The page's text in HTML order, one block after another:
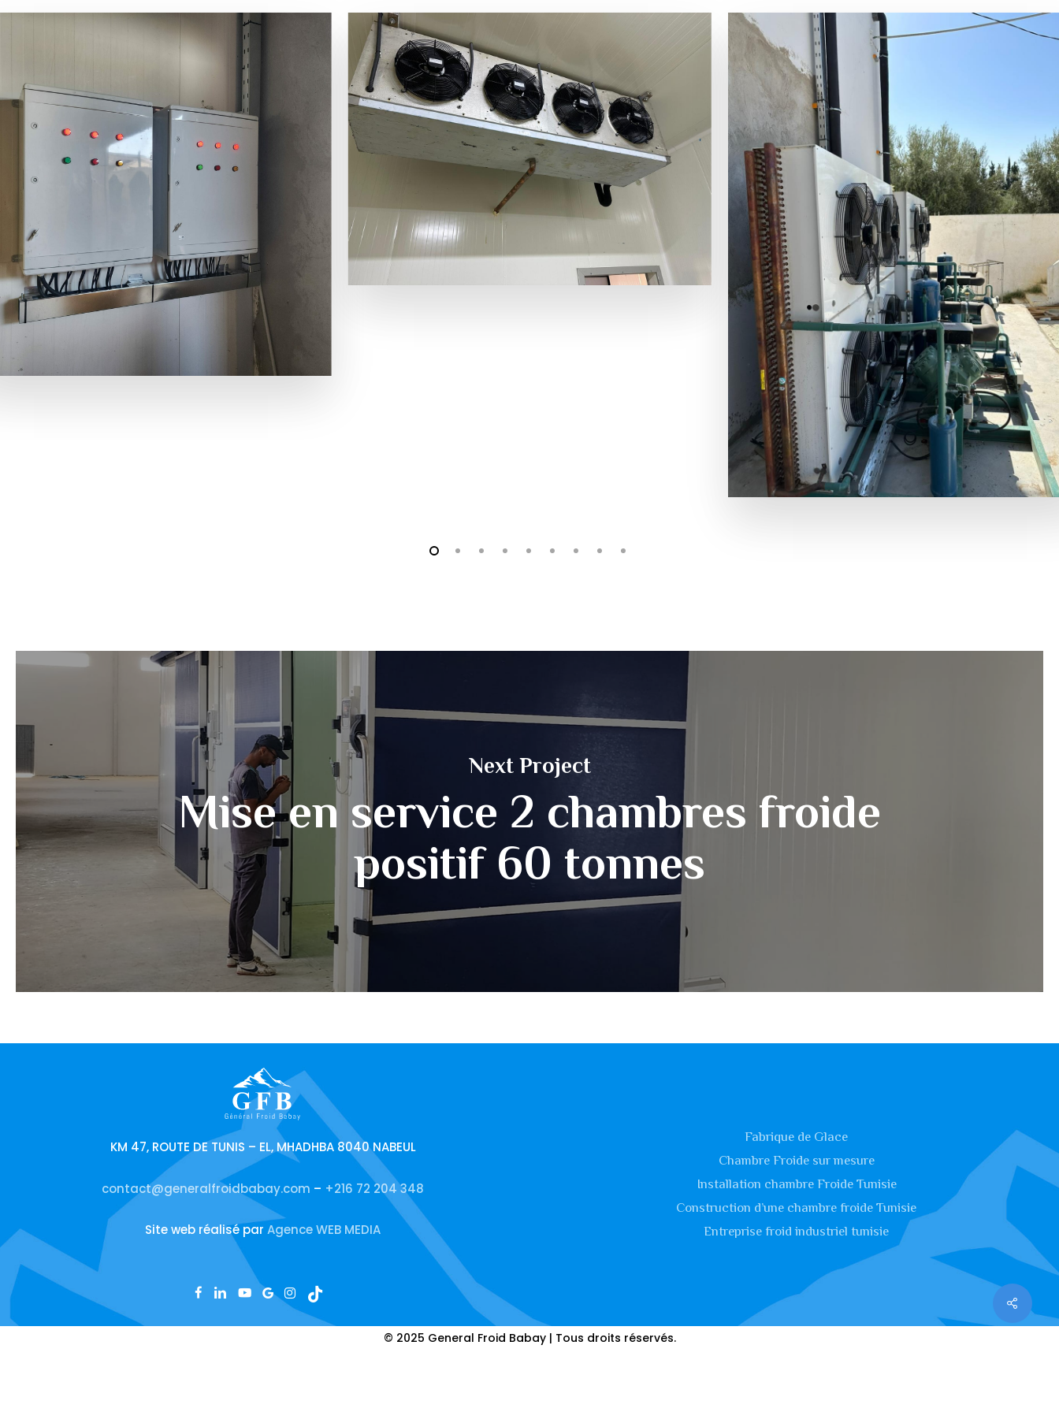
Next Project
Mise en service 2 chambres froide
positif 60 tonnes
KM 47, ROUTE DE TUNIS – EL, MHADHBA 8040 NABEUL
contact@generalfroidbabay.com – +216 72 204 348
Site web réalisé par Agence WEB MEDIA
facebook
linkedinyoutubegoogle-instagram
tiktok
Fabrique de Glace
Chambre Froide sur mesure
Installation chambre Froide Tunisie
Construction d’une chambre froide Tunisie
Entreprise froid industriel tunisie
© 2025 General Froid Babay | Tous droits réservés.